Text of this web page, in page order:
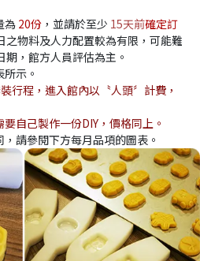
為
20份 ，並請於至少 15天前確定訂
之物料及人力配置較為有限，可能難
，館方人員評估為主。
所示。
行程，進入館內以〝人頭〞計費，
要自己製作一份DIY，價格同上。
，請參閱下方每月品項的圖表。